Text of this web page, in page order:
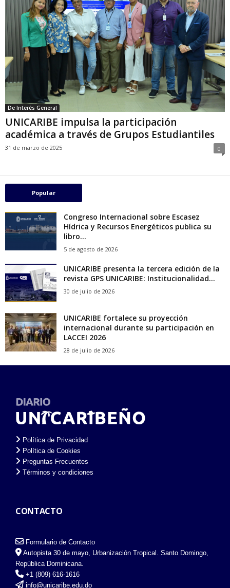
De Interés General
UNICARIBE impulsa la participación
académica a través de Grupos Estudiantiles
31 de marzo de 2025 0
Popular
Congreso Internacional sobre Escasez
Hídrica y Recursos Energéticos publica su
libro...
5 de agosto de 2026
UNICARIBE presenta la tercera edición de la
revista GPS UNICARIBE: Institucionalidad...
30 de julio de 2026
UNICARIBE fortalece su proyección
internacional durante su participación en
LACCEI 2026
28 de julio de 2026
Política de Privacidad
Política de Cookies
Preguntas Frecuentes
Términos y condiciones
CONTACTO
Formulario de Contacto
Autopista 30 de mayo, Urbanización Tropical. Santo Domingo,
República Dominicana.
+1 (809) 616-1616
info@unicaribe.edu.do